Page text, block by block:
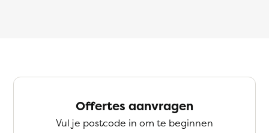
Offertes aanvragen
Vul je postcode in om te beginnen